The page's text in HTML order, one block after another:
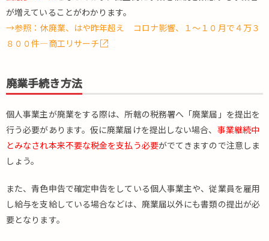
休業
する
際に
出書
類
3.
業・
休業
を考
前に
検討
すべ
きこ
が増えていることがわかります。
→参照：休廃業、はや昨年超え コロナ影響、１～１０月で４万３
８００件―商工リサーチ
廃業手続き方法
個人事業主が廃業をする際は、所轄の税務署へ「廃業届」を提出を
行う必要があります。仮に廃業届けを提出しない場合、 事業継続中
とみなされ本来不要な税金を支払う必要がでてきますので注意しま
しょう。
また、青色申告で確定申告をしている個人事業主や、従業員を雇用
し給与を支給している場合などは、廃業届以外にも書類の提出が必
要となります。